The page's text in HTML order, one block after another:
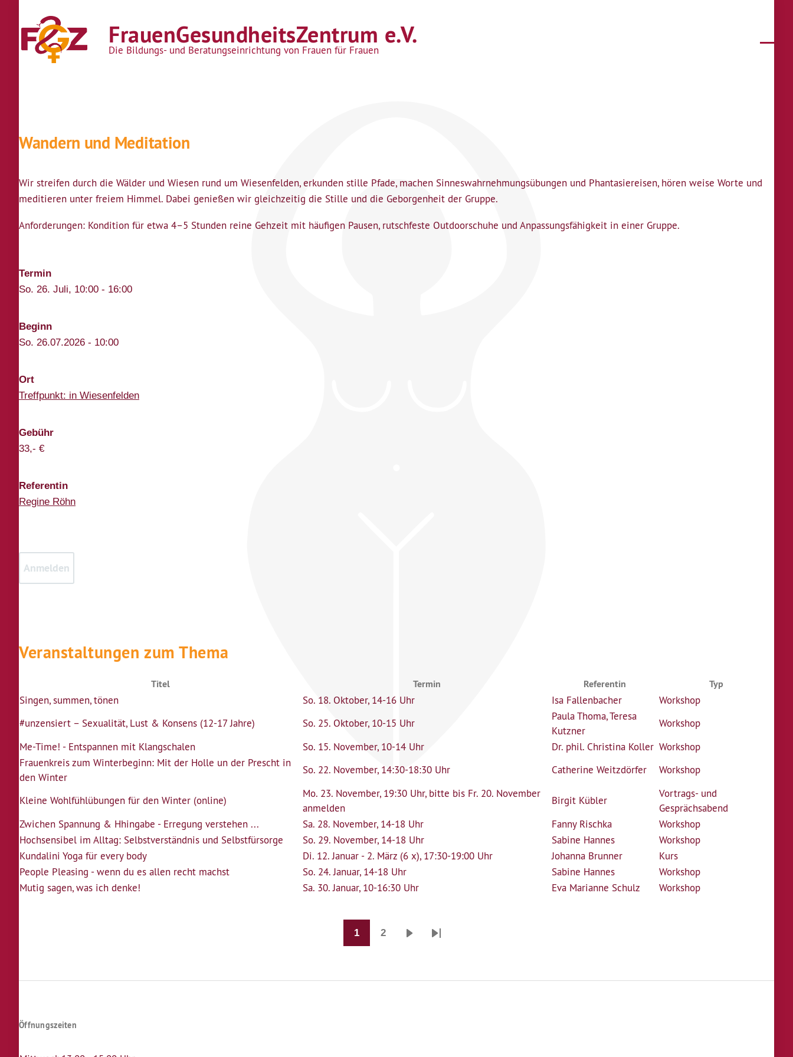
FrauenGesundheitsZentrum e.V.
Die Bildungs- und Beratungseinrichtung von Frauen für Frauen
Wandern und Meditation
Wir streifen durch die Wälder und Wiesen rund um Wiesenfelden, erkunden stille Pfade, machen Sinneswahrnehmungsübungen und Phantasiereisen, hören weise Worte und
meditieren unter freiem Himmel. Dabei genießen wir gleichzeitig die Stille und die Geborgenheit der Gruppe.
Anforderungen: Kondition für etwa 4–5 Stunden reine Gehzeit mit häufigen Pausen, rutschfeste Outdoorschuhe und Anpassungsfähigkeit in einer Gruppe.
Termin
So. 26. Juli, 10:00 - 16:00
Beginn
So. 26.07.2026 - 10:00
Ort
Treffpunkt: in Wiesenfelden
Gebühr
33,- €
Referentin
Regine Röhn
Veranstaltungen zum Thema
Titel Termin Referentin Typ
Singen, summen, tönen So. 18. Oktober, 14-16 Uhr Isa Fallenbacher
Workshop
#unzensiert – Sexualität, Lust & Konsens (12-17 Jahre)
So. 25. Oktober, 10-15 Uhr
Paula Thoma,Teresa
Kutzner
Workshop
Me-Time! - Entspannen mit Klangschalen
So. 15. November, 10-14 Uhr Dr. phil. Christina Koller Workshop
Frauenkreis zum Winterbeginn: Mit der Holle un der Prescht in
den Winter
So. 22. November, 14:30-18:30 Uhr Catherine Weitzdörfer Workshop
Kleine Wohlfühlübungen für den Winter (online)
Mo. 23. November, 19:30 Uhr, bitte bis Fr. 20. November
anmelden
Birgit Kübler
Vortrags- und
Gesprächsabend
Zwichen Spannung & Hhingabe - Erregung verstehen ...
Sa. 28. November, 14-18 Uhr Fanny Rischka
Workshop
Hochsensibel im Alltag: Selbstverständnis und Selbstfürsorge
So. 29. November, 14-18 Uhr Sabine Hannes
Workshop
Kundalini Yoga für every body
Di. 12. Januar - 2. März (6 x), 17:30-19:00 Uhr Johanna Brunner
Kurs
People Pleasing - wenn du es allen recht machst
So. 24. Januar, 14-18 Uhr Sabine Hannes
Workshop
Mutig sagen, was ich denke!
Sa. 30. Januar, 10-16:30 Uhr Eva Marianne Schulz Workshop
1 2
NächsteLast
Öffnungszeiten